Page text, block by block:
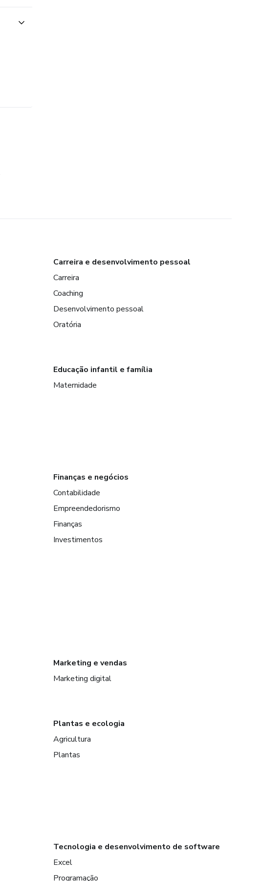
Carreira e desenvolvimento pessoal
Carreira
Coaching
Desenvolvimento pessoal
Oratória
Educação infantil e família
Maternidade
Finanças e negócios
Contabilidade
Empreendedorismo
Finanças
Investimentos
Marketing e vendas
Marketing digital
Plantas e ecologia
Agricultura
Plantas
Tecnologia e desenvolvimento de software
Excel
Programação